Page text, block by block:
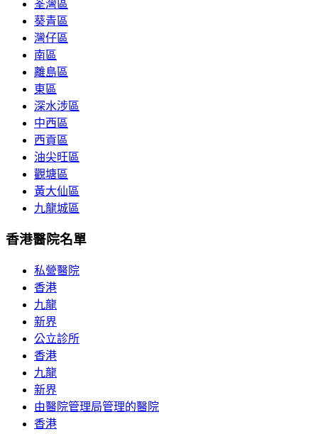
荃灣區
葵青區
灣仔區
南區
離島區
東區
深水涉區
中西區
西貢區
油尖旺區
觀塘區
黃大仙區
九龍城區
香港醫院名單
私營醫院
香港
九龍
新界
公立診所
香港
九龍
新界
由醫院管理局管理的醫院
香港